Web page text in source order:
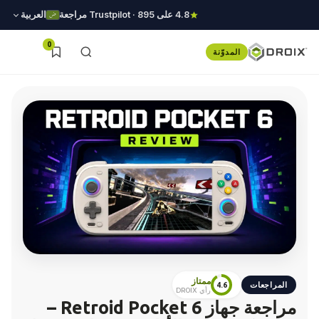
4.8 على Trustpilot · 895 مراجعة العربية
المدوّنة
0
المراجعات 4.6 ممتاز
رأي DROIX
مراجعة جهاز Retroid Pocket 6 –